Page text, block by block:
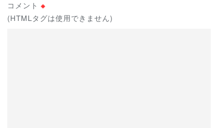
コメント ※
(HTMLタグは使用できません)